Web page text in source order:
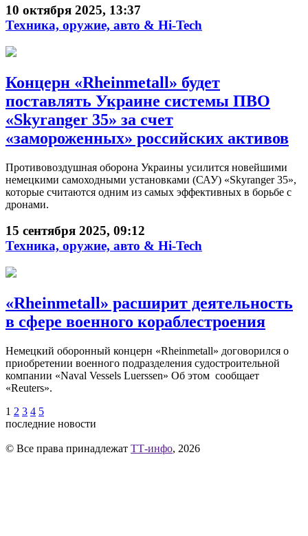
10 октября 2025, 13:37
Техника, оружие, авто & Hi-Tech
Концерн «Rheinmetall» будет
поставлять Украине системы ПВО
«Skyranger 35» за счет
«замороженных» российских активов
Противовоздушная оборона Украины усилится новейшими
немецкими самоходными установками (САУ) «Skyranger 35»,
которые считаются одним из самых эффективных в борьбе с
дронами.
15 сентября 2025, 09:12
Техника, оружие, авто & Hi-Tech
«Rheinmetall» расширит деятельность
в сфере военного кораблестроения
Немецкий оборонный концерн «Rheinmetall» договорился о
приобретении военного подразделения судостроительной
компании «Naval Vessels Luerssen» Об этом сообщает
«Reuters».
1 2 3 4 5
последние новости
© Все права принадлежат ТТ-инфо, 2026